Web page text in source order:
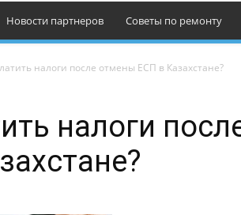
Новости партнеров Советы по ремонту
налоги после отмены ЕСП в Казахстане?
налоги